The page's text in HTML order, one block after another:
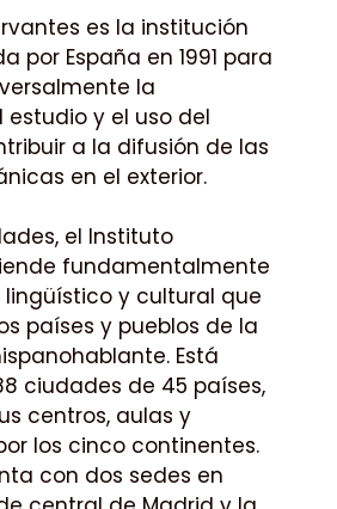
es la institución
por España en 1991 para
la
estudio y el uso del
a la difusión de las
en el exterior.
el Instituto
fundamentalmente
y cultural que
países y pueblos de la
Está
ciudades de 45 países,
centros, aulas y
los cinco continentes.
con dos sedes en